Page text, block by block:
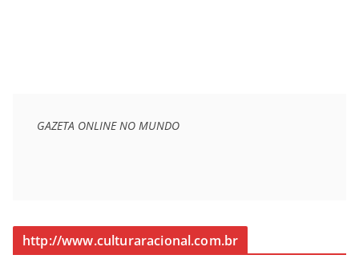
GAZETA ONLINE NO MUNDO
http://www.culturaracional.com.br